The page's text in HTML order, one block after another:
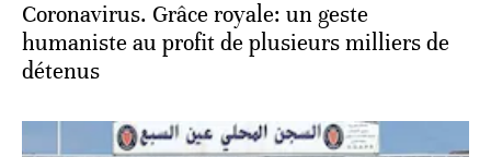
Coronavirus. Grâce royale: un geste
humaniste au profit de plusieurs milliers de
détenus